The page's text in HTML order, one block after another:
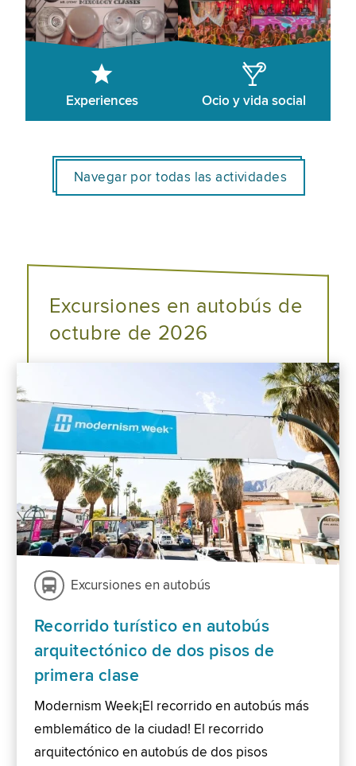
Experiences Ocio y vida social
Navegar por todas las actividades
Excursiones en autobús de
octubre de 2026
Excursiones en autobús
Recorrido turístico en autobús
arquitectónico de dos pisos de
primera clase
Modernism Week¡El recorrido en autobús más
emblemático de la ciudad! El recorrido
arquitectónico en autobús de dos pisos